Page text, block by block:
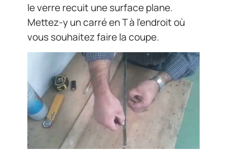
le verre recuit une surface plane.
Mettez-y un carré en T à l’endroit où
vous souhaitez faire la coupe.